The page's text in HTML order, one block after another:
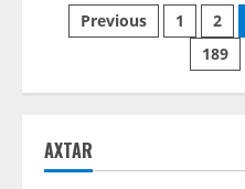
Mustafa
yazır:
“Möminlərin
və
çərçivəsi
Posts
Previous 1 2
189
AXTAR